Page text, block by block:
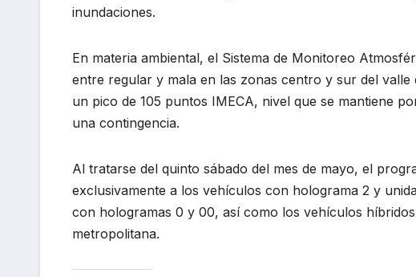
inundaciones.
En materia ambiental, el Sistema de Monitoreo
entre regular y mala en las zonas centro y sur del
un pico de 105 puntos IMECA, nivel que se mantiene
una contingencia.
Al tratarse del quinto sábado del mes de mayo, el
exclusivamente a los vehículos con holograma 2 y
con hologramas 0 y 00, así como los vehículos
metropolitana.